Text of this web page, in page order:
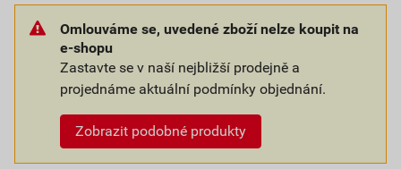
Omlouváme se, uvedené zboží nelze koupit na
e-shopu
Zastavte se v naší nejbližší prodejně a
projednáme aktuální podmínky objednání.
Zobrazit podobné produkty